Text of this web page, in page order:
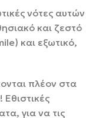
νότες αυτών
και ζεστό
και εξωτικό,
πλέον στα
για να τις